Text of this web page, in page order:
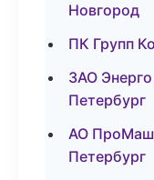
Новгород
ПК Групп
ЗАО
Петербург
АО
Петербург